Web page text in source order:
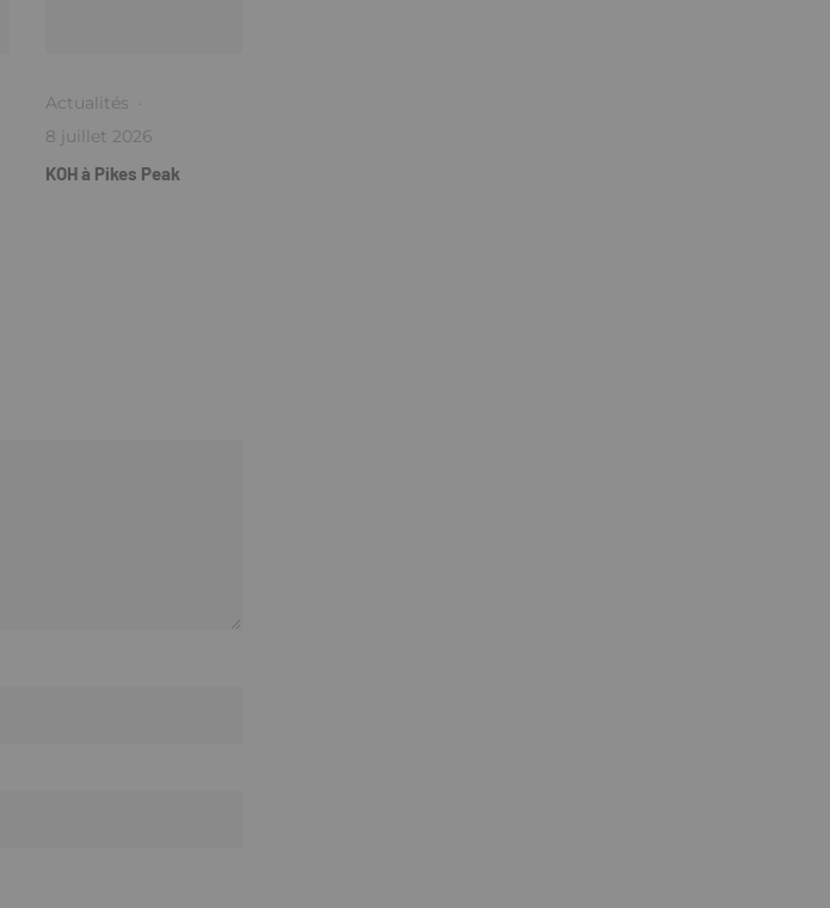
Actualités ·
8 juillet 2026
KOH à Pikes Peak